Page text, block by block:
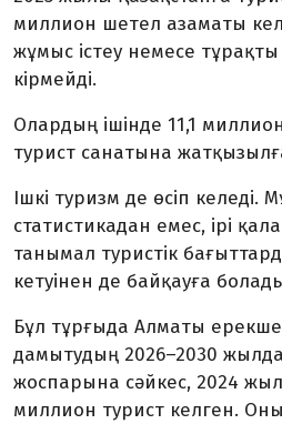
миллион шетел азаматы
жұмыс істеу немесе
кірмейді.
Олардың ішінде 11,1
турист санатына
Ішкі туризм де өсіп келеді.
статистикадан емес, ірі
танымал туристік
кетуінен де байқауға
Бұл тұрғыда Алматы
дамытудың 2026–2030
жоспарына сәйкес, 2024
миллион турист келген.